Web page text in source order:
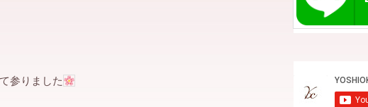
参りました